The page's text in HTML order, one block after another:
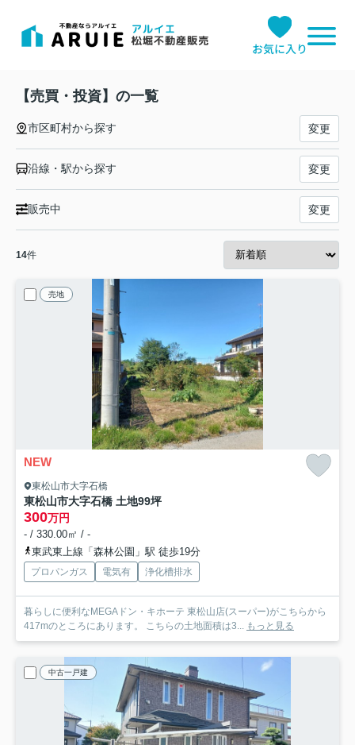
お気に入り
【売買・投資】の一覧
市区町村から探す 変更
沿線・駅から探す 変更
販売中 変更
14件
売地
NEW
東松山市大字石橋
東松山市大字石橋 土地99坪
300万円
- / 330.00㎡ / -
東武東上線「森林公園」駅 徒歩19分
プロパンガス 電気有 浄化槽排水
暮らしに便利なMEGAドン・キホーテ 東松山店(スーパー)がこちらから
417mのところにあります。 こちらの土地面積は3... もっと見る
中古一戸建